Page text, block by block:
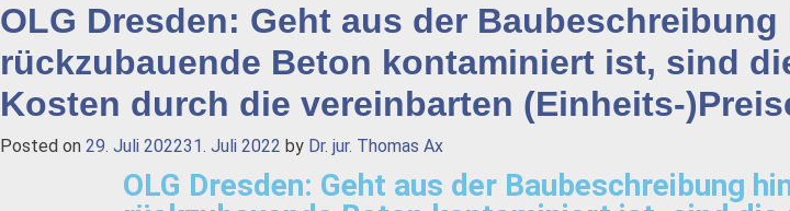
OLG Dresden: Geht aus der
rückzubauende Beton kontaminiert ist, sind
Kosten durch die vereinbarten (Einheits-
Posted on 29. Juli 202231. Juli 2022 by Dr. jur. Thomas Ax
OLG Dresden: Geht aus der Baubeschreibung